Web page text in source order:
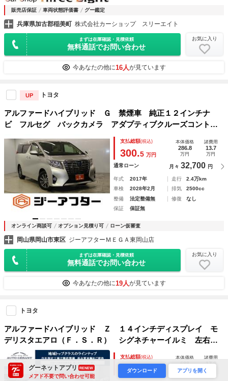
販売店保証 車両状態評価書 グー鑑定
兵庫県加古郡稲美町 株式会社カーショップ スリーエイト
まずは在庫確認・見積依頼
無料通話でお問い合わせ
お気に入り
今あなたの他に16人が見ています
UP トヨタ
アルファードハイブリッド Ｇ 禁煙車 純正１２インチナ
ビ フルセグ バックカメラ アダプティブクルーズコントロ
ール 両側電動スライドドア 後席モニター メモリ付パワー
シート ＥＴＣ２．０ レーンキープ Ｂｌｕｅｔｏｏｔｈ接
支払総額(税込)
300.5 万円
本体価格
286.8
万円
諸費用
13.7
万円
通常ローン 月々 32,700 円
年式 2017年 走行
2.4万km
車検
2028年2月 排気
2500cc
整備
法定整備無 修復
なし
保証
保証無
オンライン商談可 オプション見積り可 ローン仮審査
岡山県岡山市東区 ジーアフターＭＥＧＡ東岡山店
まずは在庫確認・見積依頼
無料通話でお問い合わせ
お気に入り
今あなたの他に19人が見ています
トヨタ
アルファードハイブリッド Ｚ １４インチディスプレイ モ
デリスタエアロ（Ｆ．Ｓ．Ｒ） シグネチャーイルミ 左右独
立ムーンルーフ ユニバーサルステップ デジタルインナーミ
ラー トヨタチームメイト カラーヘッドアアップディスプレ
支払総額(税込)
705.8万円
本体価格
688
万円
諸費用
17.8
グーネットアプリ RENEW
メアド不要で問い合わせ可能
ダウンロード アプリを開く